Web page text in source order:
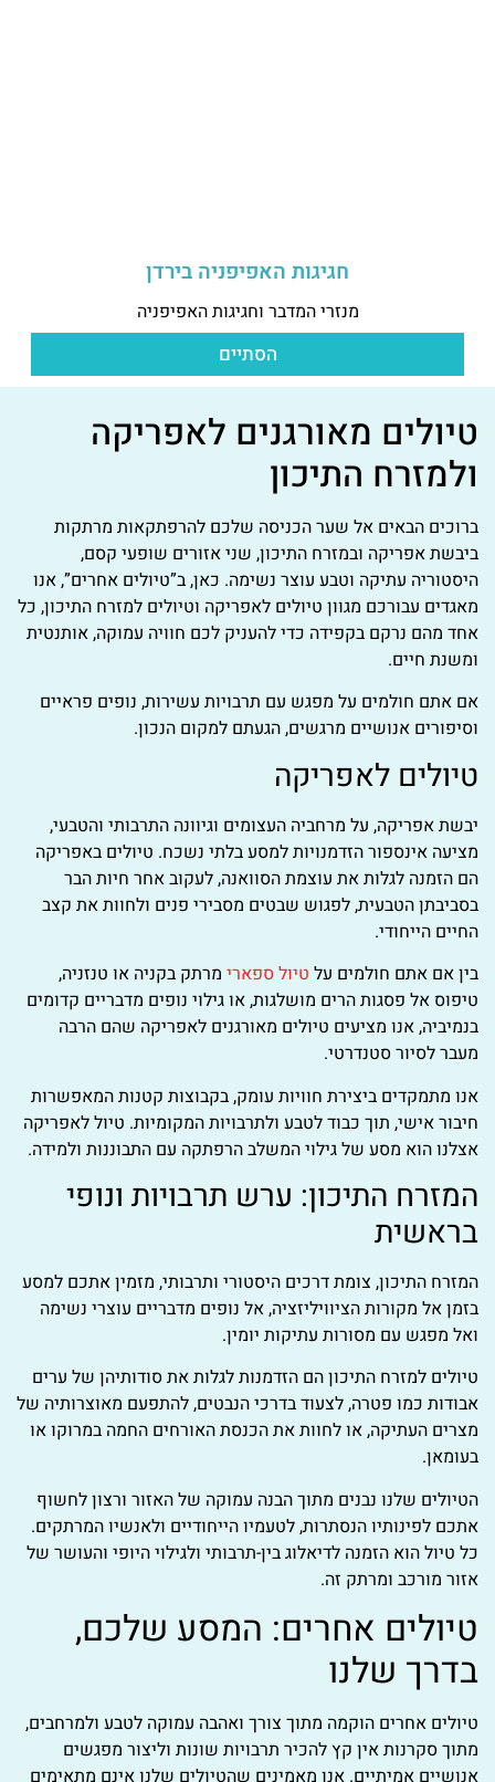
חגיגות האפיפניה בירדן
מנזרי המדבר וחגיגות האפיפניה
הסתיים
טיולים מאורגנים לאפריקה
ולמזרח התיכון
ברוכים הבאים אל שער הכניסה שלכם להרפתקאות מרתקות
ביבשת אפריקה ובמזרח התיכון, שני אזורים שופעי קסם,
היסטוריה עתיקה וטבע עוצר נשימה. כאן, ב”טיולים אחרים”, אנו
מאגדים עבורכם מגוון טיולים לאפריקה וטיולים למזרח התיכון, כל
אחד מהם נרקם בקפידה כדי להעניק לכם חוויה עמוקה, אותנטית
ומשנת חיים.
אם אתם חולמים על מפגש עם תרבויות עשירות, נופים פראיים
וסיפורים אנושיים מרגשים, הגעתם למקום הנכון.
טיולים לאפריקה
יבשת אפריקה, על מרחביה העצומים וגיוונה התרבותי והטבעי,
מציעה אינספור הזדמנויות למסע בלתי נשכח. טיולים באפריקה
הם הזמנה לגלות את עוצמת הסוואנה, לעקוב אחר חיות הבר
בסביבתן הטבעית, לפגוש שבטים מסבירי פנים ולחוות את קצב
החיים הייחודי.
בין אם אתם חולמים על טיול ספארי מרתק בקניה או טנזניה,
טיפוס אל פסגות הרים מושלגות, או גילוי נופים מדבריים קדומים
בנמיביה, אנו מציעים טיולים מאורגנים לאפריקה שהם הרבה
מעבר לסיור סטנדרטי.
אנו מתמקדים ביצירת חוויות עומק, בקבוצות קטנות המאפשרות
חיבור אישי, תוך כבוד לטבע ולתרבויות המקומיות. טיול לאפריקה
אצלנו הוא מסע של גילוי המשלב הרפתקה עם התבוננות ולמידה.
המזרח התיכון: ערש תרבויות ונופי
בראשית
המזרח התיכון, צומת דרכים היסטורי ותרבותי, מזמין אתכם למסע
בזמן אל מקורות הציוויליזציה, אל נופים מדבריים עוצרי נשימה
ואל מפגש עם מסורות עתיקות יומין.
טיולים למזרח התיכון הם הזדמנות לגלות את סודותיהן של ערים
אבודות כמו פטרה, לצעוד בדרכי הנבטים, להתפעם מאוצרותיה של
מצרים העתיקה, או לחוות את הכנסת האורחים החמה במרוקו או
בעומאן.
הטיולים שלנו נבנים מתוך הבנה עמוקה של האזור ורצון לחשוף
אתכם לפינותיו הנסתרות, לטעמיו הייחודיים ולאנשיו המרתקים.
כל טיול הוא הזמנה לדיאלוג בין-תרבותי ולגילוי היופי והעושר של
אזור מורכב ומרתק זה.
טיולים אחרים: המסע שלכם,
בדרך שלנו
טיולים אחרים הוקמה מתוך צורך ואהבה עמוקה לטבע ולמרחבים,
מתוך סקרנות אין קץ להכיר תרבויות שונות וליצור מפגשים
אנושיים אמיתיים. אנו מאמינים שהטיולים שלנו אינם מתאימים